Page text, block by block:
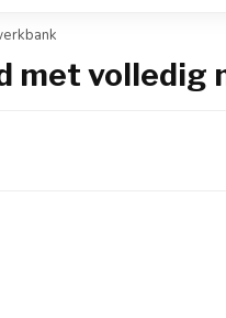
met volledig